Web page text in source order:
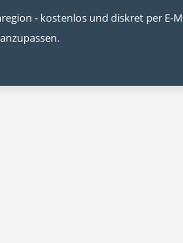
- kostenlos und diskret per E-